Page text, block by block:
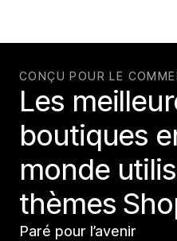
CONÇU POUR LE
Les
boutiques
monde
thèmes
Paré pour l’avenir